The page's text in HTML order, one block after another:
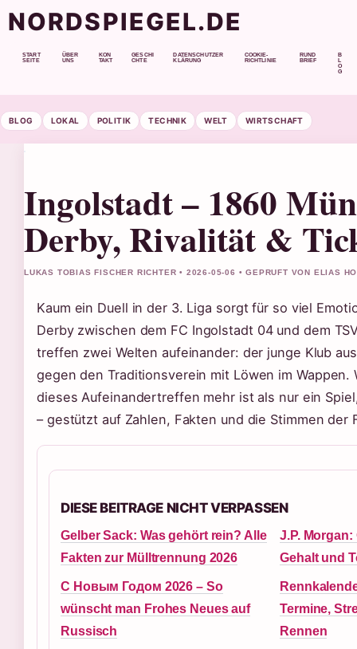
NORDSPIEGEL.DE
START
SEITE
ÜBER
UNS
KON
TAKT
GESCHI
CHTE
DATENSCHUTZER
KLÄRUNG
COOKIE-
RICHTLINIE
RUND
BRIEF
B
O
G
BLOG LOKAL POLITIK TECHNIK WELT WIRTSCHAFT
Ingolstadt – 1860
Derby, Rivalität &
LUKAS TOBIAS FISCHER RICHTER • 2026-05-06 • GEPRUFT VON ELIAS
Kaum ein Duell in der 3. Liga sorgt für so viel
Derby zwischen dem FC Ingolstadt 04 und dem
treffen zwei Welten aufeinander: der junge Klub
gegen den Traditionsverein mit Löwen im Wappen.
dieses Aufeinandertreffen mehr ist als nur ein
– gestützt auf Zahlen, Fakten und die Stimmen der
DIESE BEITRAGE NICHT VERPASSEN
Gelber Sack: Was gehört rein? Alle
Fakten zur Mülltrennung 2026
J.P.
Gehalt und
С Новым Годом 2026 – So
wünscht man Frohes Neues auf
Russisch
Termine,
Rennen